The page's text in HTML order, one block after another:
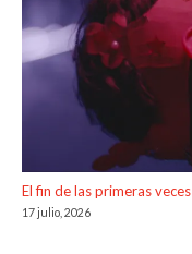
El fin de las primeras veces
17 julio, 2026